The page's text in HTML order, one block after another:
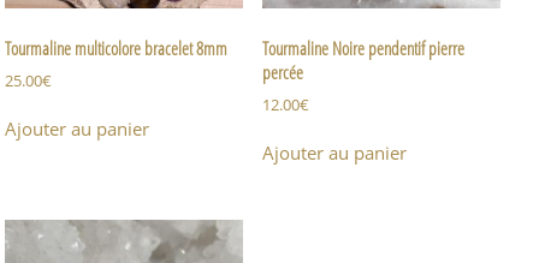
Tourmaline multicolore bracelet 8mm
25.00€
Ajouter au panier
Tourmaline Noire pendentif pierre
percée
12.00€
Ajouter au panier